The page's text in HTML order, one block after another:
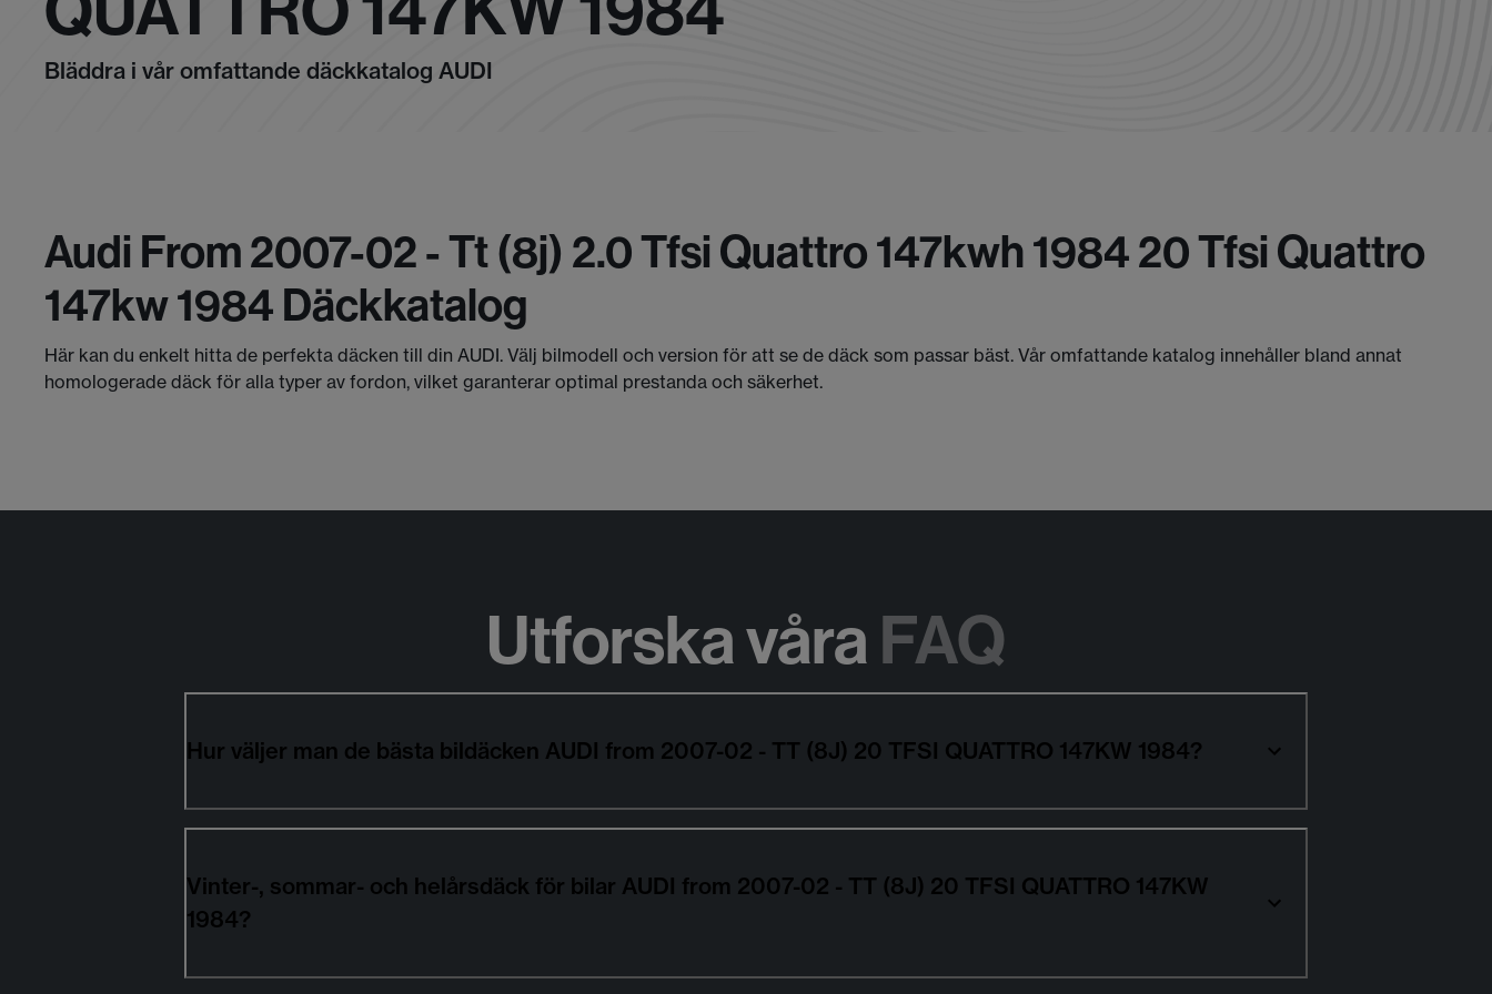
Bläddra i vår omfattande däckkatalog AUDI
Audi From 2007-02 - Tt (8j) 2.0 Tfsi Quattro 147kwh 1984 20 Tfsi Quattro
147kw 1984 Däckkatalog
Här kan du enkelt hitta de perfekta däcken till din AUDI. Välj bilmodell och version för att se de däck som passar bäst. Vår omfattande katalog innehåller bland annat
homologerade däck för alla typer av fordon, vilket garanterar optimal prestanda och säkerhet.
Utforska våraFAQ
Hur väljer man de bästa bildäcken AUDI from 2007-02 - TT (8J) 20 TFSI QUATTRO 147KW 1984?
Vinter-, sommar- och helårsdäck för bilar AUDI from 2007-02 - TT (8J) 20 TFSI QUATTRO 147KW
1984?